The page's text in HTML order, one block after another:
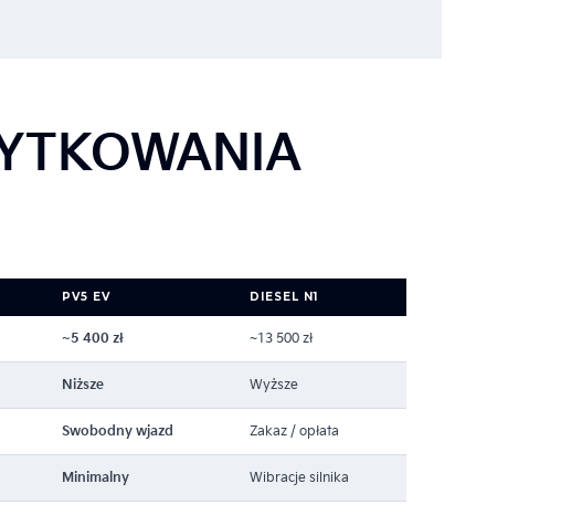
PV5 EV DIESEL N1
~5 400 zł ~13 500 zł
Niższe Wyższe
Swobodny wjazd Zakaz / opłata
Minimalny Wibracje silnika